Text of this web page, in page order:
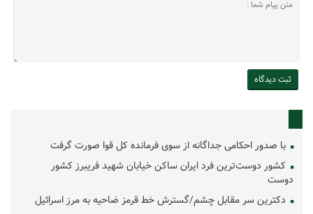
با صدور احکامی جداگانه از سوی فرمانده کل قوا صورت گرفت
کشور دوست‌ترین فرد ایران ساکن خیابان شهید فریبرز کشور
دوست
دکترین سر مقابل چشم/گسترش خط قرمز ضاحیه به مرز اسرائیل